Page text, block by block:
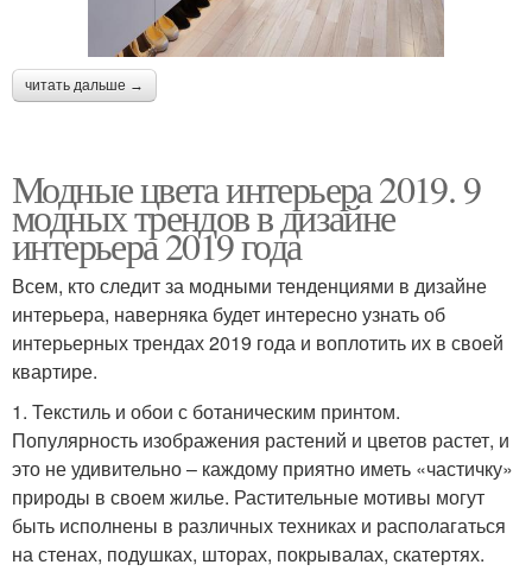
читать дальше →
Модные цвета интерьера 2019. 9
модных трендов в дизайне
интерьера 2019 года
Всем, кто следит за модными тенденциями в дизайне
интерьера, наверняка будет интересно узнать об
интерьерных трендах 2019 года и воплотить их в своей
квартире.
1. Текстиль и обои с ботаническим принтом.
Популярность изображения растений и цветов растет, и
это не удивительно – каждому приятно иметь «частичку»
природы в своем жилье. Растительные мотивы могут
быть исполнены в различных техниках и располагаться
на стенах, подушках, шторах, покрывалах, скатертях.